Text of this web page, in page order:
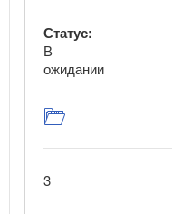
Статус:
В
ожидании
3